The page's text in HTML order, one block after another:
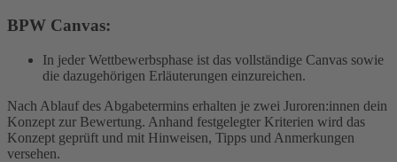
BPW Canvas:
In jeder Wettbewerbsphase ist das vollständige Canvas sowie
die dazugehörigen Erläuterungen einzureichen.
Nach Ablauf des Abgabetermins erhalten je zwei Juroren:innen dein
Konzept zur Bewertung. Anhand festgelegter Kriterien wird das
Konzept geprüft und mit Hinweisen, Tipps und Anmerkungen
versehen.